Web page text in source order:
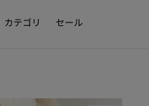
カテゴリ セール